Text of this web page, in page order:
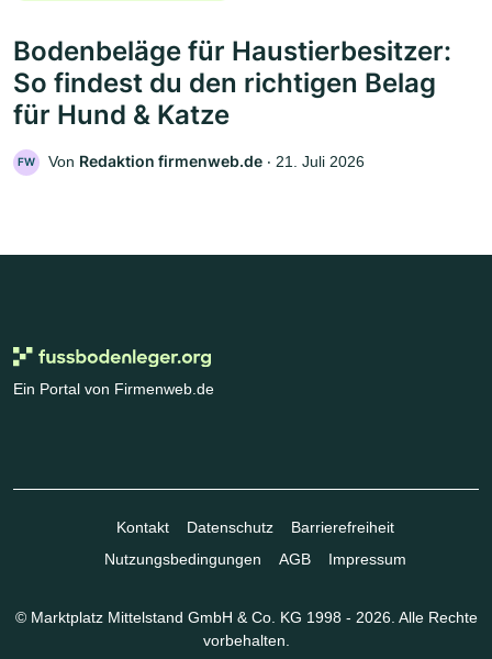
Bodenbeläge für Haustierbesitzer:
So findest du den richtigen Belag
für Hund & Katze
FW Von Redaktion firmenweb.de ‧ 21. Juli 2026
Ein Portal von Firmenweb.de
Kontakt Datenschutz
Barrierefreiheit
Nutzungsbedingungen
AGB Impressum
© Marktplatz Mittelstand GmbH & Co. KG 1998 - 2026. Alle Rechte
vorbehalten.